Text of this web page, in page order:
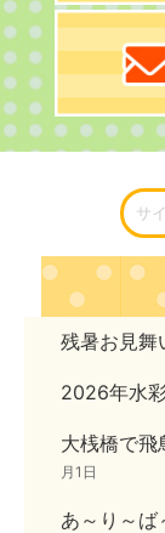
残暑お見舞
2026年水
大桟橋で飛
月1日
あ～り～